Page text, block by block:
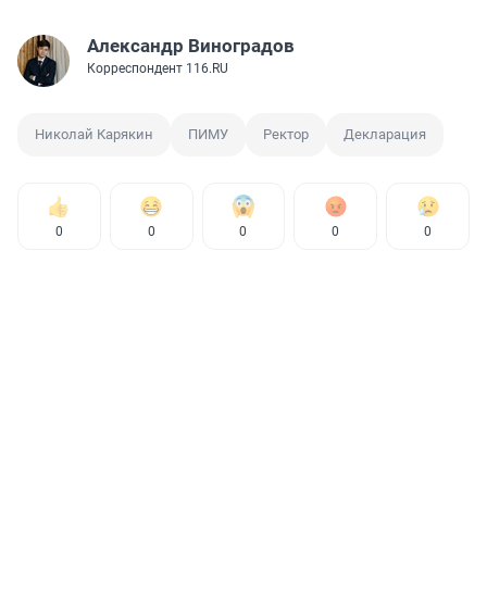
Александр Виноградов
Корреспондент 116.RU
Николай Карякин ПИМУ Ректор Декларация
0 0 0 0 0